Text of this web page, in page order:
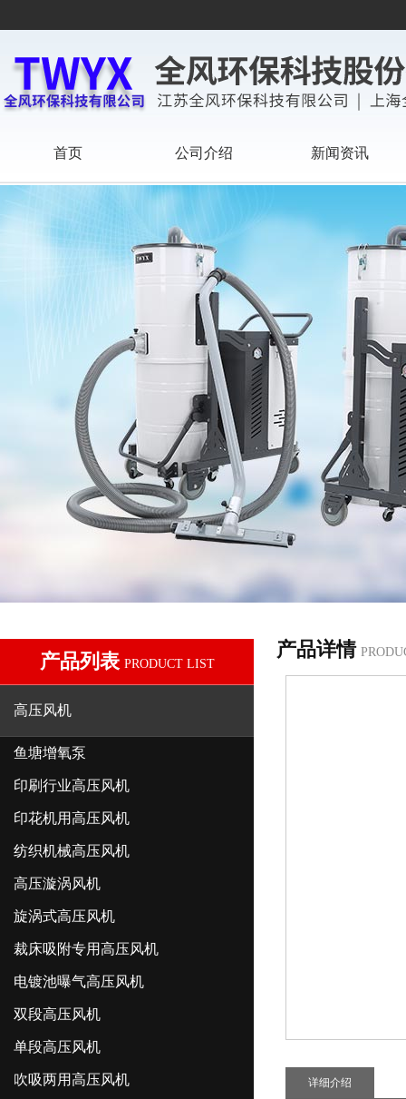
首页 公司介绍 新闻资讯
产品列表 PRODUCT LIST
高压风机
鱼塘增氧泵
印刷行业高压风机
印花机用高压风机
纺织机械高压风机
高压漩涡风机
旋涡式高压风机
裁床吸附专用高压风机
电镀池曝气高压风机
双段高压风机
单段高压风机
吹吸两用高压风机
产品详情
详细介绍